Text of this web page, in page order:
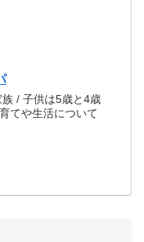
/ 子供は5歳と4歳
てや生活について